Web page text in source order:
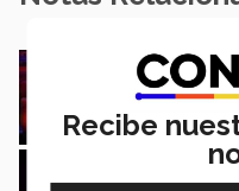
Música y
Fantasma de
Mariajulia
Del
Recibe